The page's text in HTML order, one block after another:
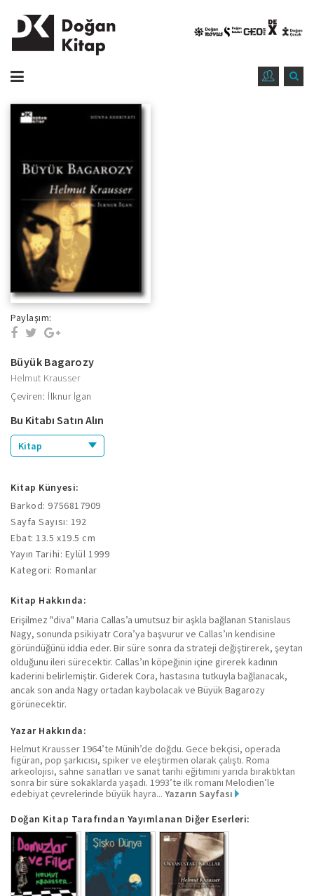
Paylaşım:
Büyük Bagarozy
Helmut Krausser
Çeviren: İlknur İgan
Bu Kitabı Satın Alın
Kitap
Kitap Künyesi:
Barkod: 9756817909
Sayfa Sayısı: 192
Ebat: 13.5 x19.5 cm
Yayın Tarihi: Eylül 1999
Kategori: Romanlar
Kitap Hakkında:
Erişilmez "diva" Maria Callas’a umutsuz bir aşkla bağlanan Stanislaus
Nagy, sonunda psikiyatr Cora’ya başvurur ve Callas’ın kendisine
göründüğünü iddia eder. Bir süre sonra da strateji değiştirerek, şeytan
olduğunu ileri sürecektir. Callas’ın köpeğinin içine girerek kadının
kaderini belirlemiştir. Giderek Cora, hastasına tutkuyla bağlanacak,
ancak son anda Nagy ortadan kaybolacak ve Büyük Bagarozy
görünecektir.
Yazar Hakkında:
Helmut Krausser 1964’te Münih’de doğdu. Gece bekçisi, operada
figüran, pop şarkıcısı, spiker ve eleştirmen olarak çalıştı. Roma
arkeolojisi, sahne sanatları ve sanat tarihi eğitimini yarıda bıraktıktan
sonra bir süre sokaklarda yaşadı. 1993’te ilk romanı Melodien’le
edebiyat çevrelerinde büyük hayra... Yazarın Sayfası
Doğan Kitap Tarafından Yayımlanan Diğer Eserleri: